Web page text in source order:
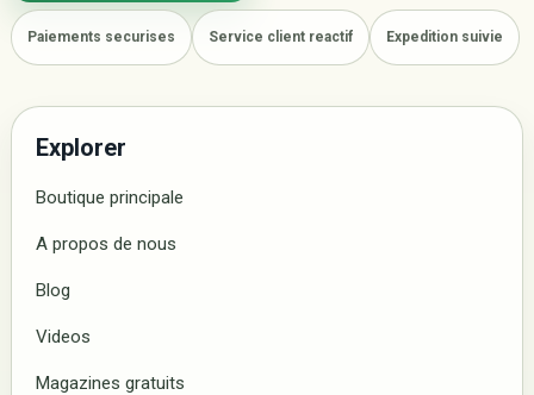
Paiements securises Service client reactif Expedition suivie
Explorer
Boutique principale
A propos de nous
Blog
Videos
Magazines gratuits